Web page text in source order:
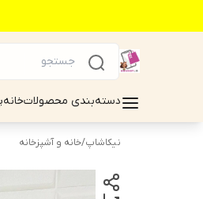
دسته‌بندی محصولاتخانه
نیکاشاپ/خانه و آشپزخانه